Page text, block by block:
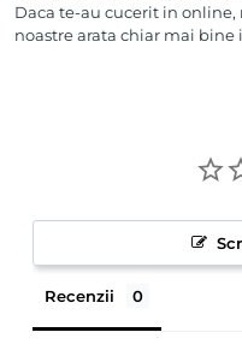
Daca te-au cucerit in
noastre arata chiar mai bine
Recenzii